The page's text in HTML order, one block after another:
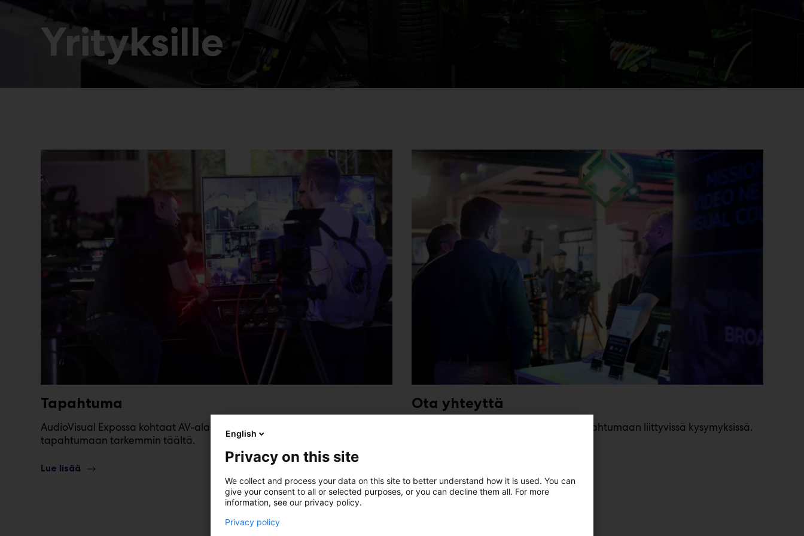
Yrityksille
Tapahtuma
AudioVisual Expossa kohtaat AV-alan kohderyhmät tehokkaasti. Tutustu
tapahtumaan tarkemmin täältä.
Lue lisää
Ota yhteyttä
Kysy lisää, autamme mielellämme tapahtumaan liittyvissä kysymyksissä.
English
Privacy on this site
We collect and process your data on this site to better understand how it is used. You can
give your consent to all or selected purposes, or you can decline them all. For more
information, see our privacy policy.
Privacy policy